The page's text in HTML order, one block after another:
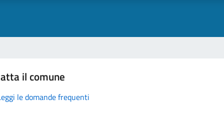
il comune
le domande frequenti